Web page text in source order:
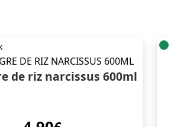
de riz narcissus 600ml